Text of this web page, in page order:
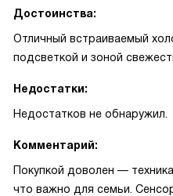
Достоинства:
Отличный встраиваемый
подсветкой и зоной
Недостатки:
Недостатков не обнаружил.
Комментарий:
Покупкой доволен —
что важно для семьи.